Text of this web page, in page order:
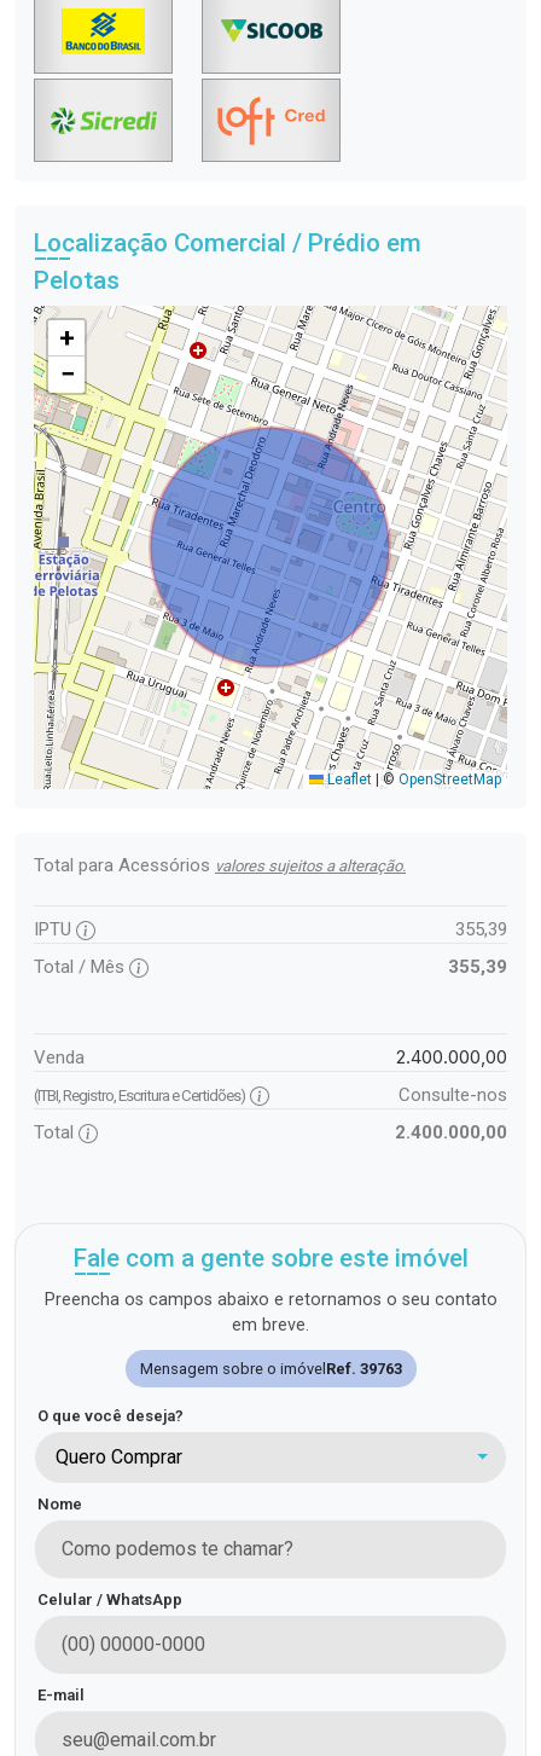
Localização Comercial / Prédio em
Pelotas
+
−
Leaflet © OpenStreetMap
Total para Acessórios valores sujeitos a alteração.
IPTU
355,39
Total / Mês
355,39
Venda 2.400.000,00
(ITBI, Registro, Escritura e Certidões)
Consulte-nos
Total
2.400.000,00
Fale com a gente sobre este imóvel
Preencha os campos abaixo e retornamos o seu contato
em breve.
Mensagem sobre o imóvel Ref. 39763
O que você deseja?
Quero Comprar
Nome
Celular / WhatsApp
E-mail